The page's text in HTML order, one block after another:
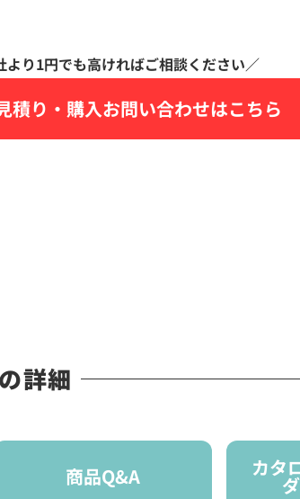
積り・ 購入お問い合わせはこちら
詳細
商品Q&A カタ